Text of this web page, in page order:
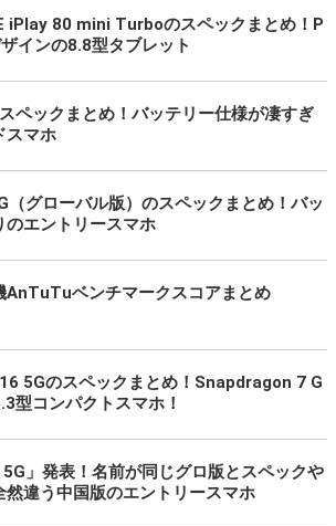
iPlay 80 mini Turboのスペックまとめ！P
インの8.8型タブレット
ペックまとめ！バッテリー仕様が凄すぎ
スマホ
（グローバル版）のスペックまとめ！バッ
のエントリースマホ
AnTuTuベンチマークスコアまとめ
5Gのスペックまとめ！Snapdragon 7 G
型コンパクトスマホ！
5G」発表！名前が同じグロ版とスペックや
然違う中国版のエントリースマホ